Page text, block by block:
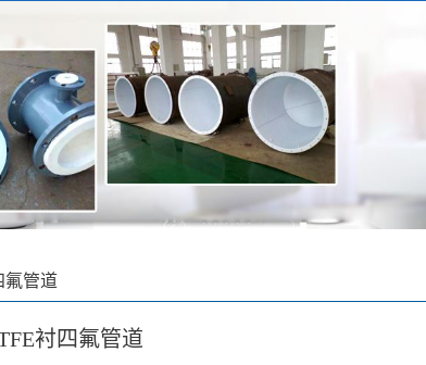
氟管道
衬四氟管道